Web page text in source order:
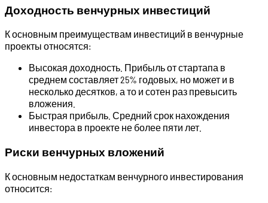
Доходность венчурных инвестиций
К основным преимуществам инвестиций в венчурные
проекты относятся:
Высокая доходность. Прибыль от стартапа в
среднем составляет 25% годовых, но может и в
несколько десятков, а то и сотен раз превысить
вложения.
Быстрая прибыль. Средний срок нахождения
инвестора в проекте не более пяти лет.
Риски венчурных вложений
К основным недостаткам венчурного инвестирования
относится: